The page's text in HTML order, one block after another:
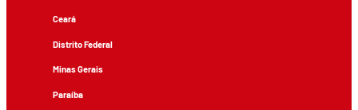
Ceará
Distrito Federal
Minas Gerais
Paraíba